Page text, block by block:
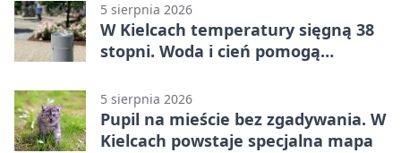
5 sierpnia 2026
W Kielcach temperatury sięgną 38
stopni. Woda i cień pomogą
5 sierpnia 2026
Pupil na mieście bez zgadywania. W
Kielcach powstaje specjalna mapa